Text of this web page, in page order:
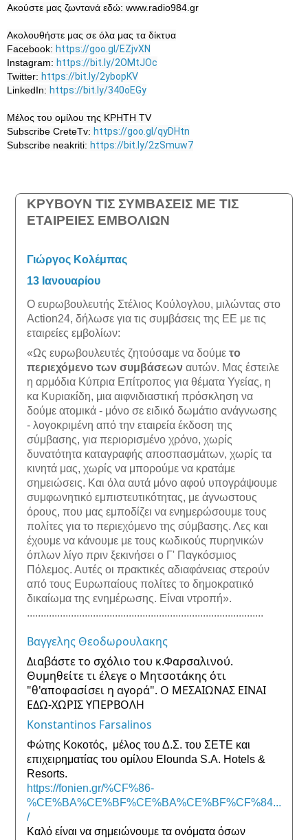
Ακούστε μας ζωντανά εδώ: www.radio984.gr
Ακολουθήστε μας σε όλα μας τα δίκτυα
Facebook: https://goo.gl/EZjvXN
Instagram: https://bit.ly/2OMtJOc
Twitter: https://bit.ly/2ybopKV
LinkedIn: https://bit.ly/340oEGy
Μέλος του ομίλου της ΚΡΗΤΗ TV
Subscribe CreteTv: https://goo.gl/qyDHtn
Subscribe neakriti: https://bit.ly/2zSmuw7
ΚΡΥΒΟΥΝ ΤΙΣ ΣΥΜΒΑΣΕΙΣ ΜΕ ΤΙΣ
ΕΤΑΙΡΕΙΕΣ ΕΜΒΟΛΙΩΝ
Γιώργος Κολέμπας
13 Ιανουαρίου
Ο ευρωβουλευτής Στέλιος Κούλογλου, μιλώντας στο
Action24, δήλωσε για τις συμβάσεις της ΕΕ με τις
εταιρείες εμβολίων:
«Ως ευρωβουλευτές ζητούσαμε να δούμε το
περιεχόμενο των συμβάσεων αυτών. Μας έστειλε
η αρμόδια Kύπρια Επίτροπος για θέματα Υγείας, η
κα Κυριακίδη, μια αιφνιδιαστική πρόσκληση να
δούμε ατομικά - μόνο σε ειδικό δωμάτιο ανάγνωσης
- λογοκριμένη από την εταιρεία έκδοση της
σύμβασης, για περιορισμένο χρόνο, χωρίς
δυνατότητα καταγραφής αποσπασμάτων, χωρίς τα
κινητά μας, χωρίς να μπορούμε να κρατάμε
σημειώσεις. Και όλα αυτά μόνο αφού υπογράψουμε
συμφωνητικό εμπιστευτικότητας, με άγνωστους
όρους, που μας εμποδίζει να ενημερώσουμε τους
πολίτες για το περιεχόμενο της σύμβασης. Λες και
έχουμε να κάνουμε με τους κωδικούς πυρηνικών
όπλων λίγο πριν ξεκινήσει ο Γ' Παγκόσμιος
Πόλεμος. Αυτές οι πρακτικές αδιαφάνειας στερούν
από τους Ευρωπαίους πολίτες το δημοκρατικό
δικαίωμα της ενημέρωσης. Είναι ντροπή».
......................................................................................
Βαγγελης Θεοδωρουλακης
Διαβάστε το σχόλιο του κ.Φαρσαλινού.
Θυμηθείτε τι έλεγε ο Μητσοτάκης ότι
"θ'αποφασίσει η αγορά". Ο ΜΕΣΑΙΩΝΑΣ ΕΙΝΑΙ
ΕΔΩ-ΧΩΡΙΣ ΥΠΕΡΒΟΛΗ
Konstantinos Farsalinos
Φώτης Κοκοτός,  μέλος του Δ.Σ. του ΣΕΤΕ και
επιχειρηματίας του ομίλου Elounda S.A. Hotels &
Resorts.
https://fonien.gr/%CF%86-
%CE%BA%CE%BF%CE%BA%CE%BF%CF%84...
/
Καλό είναι να σημειώνουμε τα ονόματα όσων